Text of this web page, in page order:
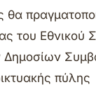
θα
του Εθνικού
Δημοσίων
πύλης